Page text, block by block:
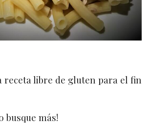
receta libre de gluten para el fin
busque más!